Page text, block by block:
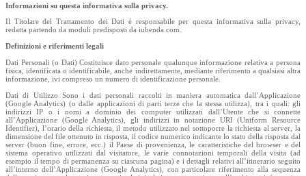
Informazioni su questa informativa sulla privacy.
Il Titolare del Trattamento dei Dati è responsabile per questa informativa sulla privacy,
redatta partendo da moduli predisposti da iubenda.com.
Definizioni e riferimenti legali
Dati Personali (o Dati) Costituisce dato personale qualunque informazione relativa a persona
fisica, identificata o identificabile, anche indirettamente, mediante riferimento a qualsiasi altra
informazione, ivi compreso un numero di identificazione personale.
Dati di Utilizzo Sono i dati personali raccolti in maniera automatica dall’Applicazione
(Google Analytics) (o dalle applicazioni di parti terze che la stessa utilizza), tra i quali: gli
indirizzi IP o i nomi a dominio dei computer utilizzati dall’Utente che si connette
all’Applicazione (Google Analytics), gli indirizzi in notazione URI (Uniform Resource
Identifier), l’orario della richiesta, il metodo utilizzato nel sottoporre la richiesta al server, la
dimensione del file ottenuto in risposta, il codice numerico indicante lo stato della risposta dal
server (buon fine, errore, ecc.) il Paese di provenienza, le caratteristiche del browser e del
sistema operativo utilizzati dal visitatore, le varie connotazioni temporali della visita (ad
esempio il tempo di permanenza su ciascuna pagina) e i dettagli relativi all’itinerario seguito
all’interno dell’Applicazione (Google Analytics), con particolare riferimento alla sequenza